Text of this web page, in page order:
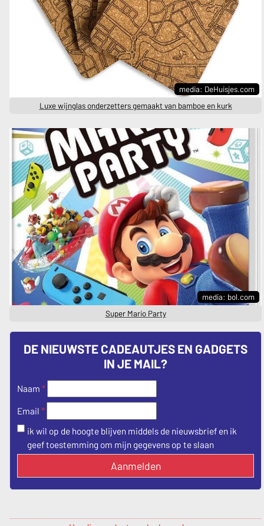
media: DeHuisjes.com
Luxe wijnglas onderzetters gemaakt van bamboe en kurk
media: bol.com
Super Mario Party
DE NIEUWSTE CADEAUTJES EN GADGETS
IN JE MAIL?
Naam *
Email *
ik wil op de hoogte blijven middels de nieuwsbrief en ik
geef toestemming om mijn gegevens op te slaan
Aanmelden